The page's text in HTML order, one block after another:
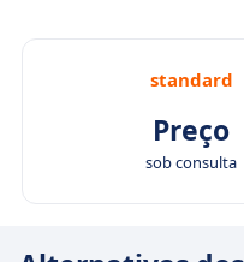
standard
Preço
sob consulta